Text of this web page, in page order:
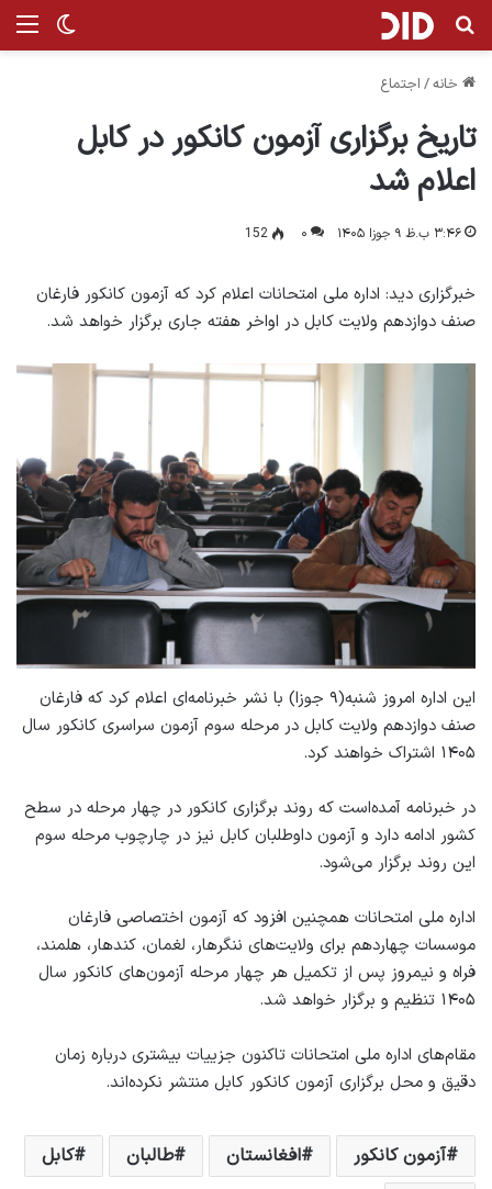
تغییر جستجو برای
خانه/ اجتماع
تاریخ برگزاری آزمون کانکور در کابل
اعلام شد
۳:۴۶ ب.ظ ۹ جوزا ۱۴۰۵ ۰ 152
خبرگزاری دید: اداره ملی امتحانات اعلام کرد که آزمون کانکور فارغان
صنف دوازدهم ولایت کابل در اواخر هفته جاری برگزار خواهد شد.
این اداره امروز شنبه(۹ جوزا) با نشر خبرنامه‌ای اعلام کرد که فارغان
صنف دوازدهم ولایت کابل در مرحله سوم آزمون سراسری کانکور سال
۱۴۰۵ اشتراک خواهند کرد.
در خبرنامه آمده‌است که روند برگزاری کانکور در چهار مرحله در سطح
کشور ادامه دارد و آزمون داوطلبان کابل نیز در چارچوب مرحله سوم
این روند برگزار می‌شود.
اداره ملی امتحانات همچنین افزود که آزمون اختصاصی فارغان
موسسات چهاردهم برای ولایت‌های ننگرهار، لغمان، کندهار، هلمند،
فراه و نیمروز پس از تکمیل هر چهار مرحله آزمون‌های کانکور سال
۱۴۰۵ تنظیم و برگزار خواهد شد.
مقام‌های اداره ملی امتحانات تاکنون جزییات بیشتری درباره زمان
دقیق و محل برگزاری آزمون کانکور کابل منتشر نکرده‌اند.
آزمون کانکور افغانستان طالبان
کابل